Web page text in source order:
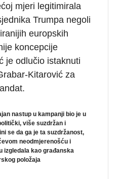
mjeri legitimirala
Trumpa negoli
europskih
koncepcije
je odlučio istaknuti
Kitarović za
nastup u kampanji bio je u
više suzdržan i
se da ga je ta suzdržanost,
neodmjerenošću i
izgledala kao građanska
položaja